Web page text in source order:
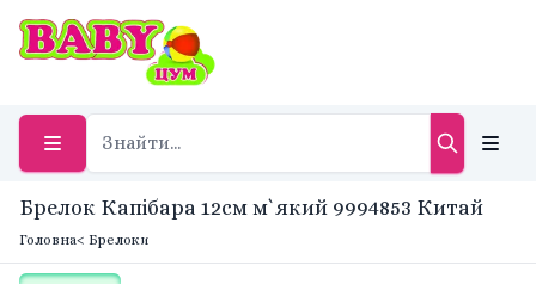
Брелок Капібара 12см м`який 9994853 Китай
Головна< Брелоки